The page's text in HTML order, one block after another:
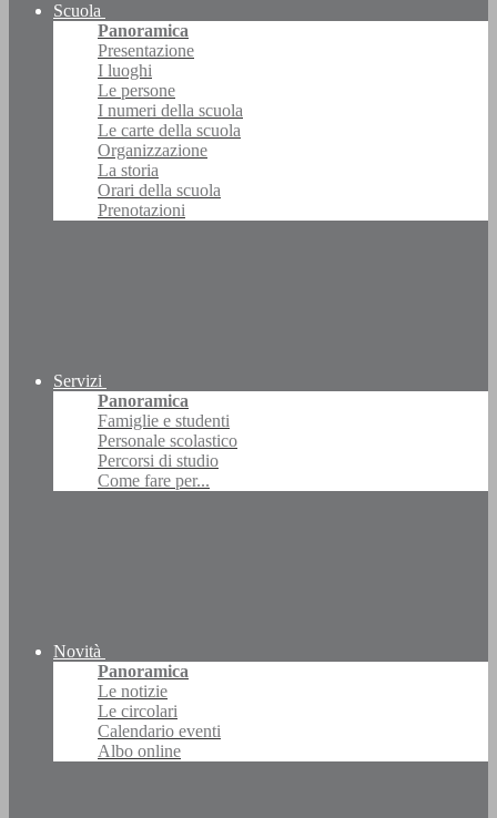
Scuola
Panoramica
Presentazione
I luoghi
Le persone
I numeri della scuola
Le carte della scuola
Organizzazione
La storia
Orari della scuola
Prenotazioni
Servizi
Panoramica
Famiglie e studenti
Personale scolastico
Percorsi di studio
Come fare per...
Novità
Panoramica
Le notizie
Le circolari
Calendario eventi
Albo online